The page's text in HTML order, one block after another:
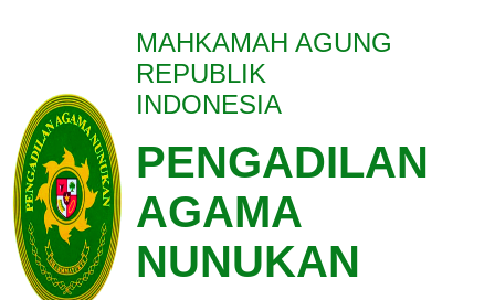
MAHKAMAH AGUNG
REPUBLIK
INDONESIA
PENGADILAN
AGAMA
NUNUKAN